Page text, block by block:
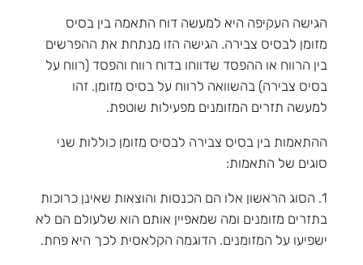
הגישה העקיפה היא למעשה דוח התאמה בין בסיס
מזומן לבסיס צבירה. הגישה הזו מנתחת את ההפרשים
בין הרווח או ההפסד שדווחו בדוח רווח והפסד (רווח על
בסיס צבירה) בהשוואה לרווח על בסיס מזומן. זהו
למעשה תזרים המזומנים מפעילות שוטפת.
ההתאמות בין בסיס צבירה לבסיס מזומן כוללות שני
סוגים של התאמות:
1. הסוג הראשון אלו הם הכנסות והוצאות שאינן כרוכות
בתזרים מזומנים ומה שמאפיין אותם הוא שלעולם הם לא
ישפיעו על המזומנים. הדוגמה הקלאסית לכך היא פחת.